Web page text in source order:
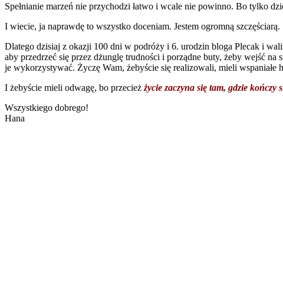
Spełnianie marzeń nie przychodzi łatwo i wcale nie powinno. Bo tylko
I wiecie, ja naprawdę to wszystko doceniam. Jestem ogromną szczęściarą.
Dlatego dzisiaj z okazji 100 dni w podróży i 6. urodzin bloga Plecak i
aby przedrzeć się przez dżunglę trudności i porządne buty, żeby wejść
je wykorzystywać. Życzę Wam, żebyście się realizowali, mieli wspaniałe
I żebyście mieli odwagę, bo przecież życie zaczyna się tam, gdzie kończy
Wszystkiego dobrego!
Hana